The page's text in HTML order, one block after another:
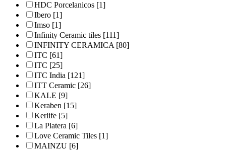
HDC Porcelanicos [1]
Ibero [1]
Imso [1]
Infinity Ceramic tiles [111]
INFINITY CERAMICA[80]
ITC [61]
ITC [25]
ITC India [121]
ITT Ceramic [26]
KALE [9]
Keraben [15]
Kerlife [5]
La Platera [6]
Love Ceramic Tiles [1]
MAINZU [6]